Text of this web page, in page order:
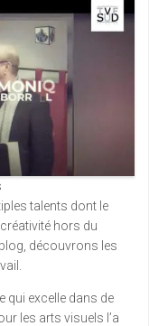
talents dont le
hors du
découvrons les
qui excelle dans de
les arts visuels l’a